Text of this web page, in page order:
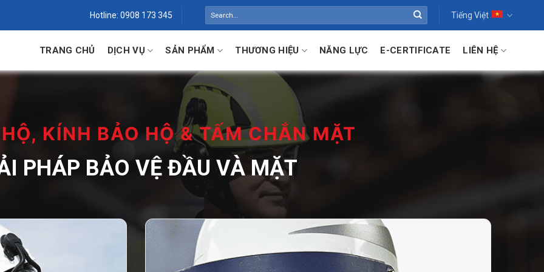
Hotline: 0908 173 345 Tiếng Việt
TRANG CHỦ DỊCH VỤ SẢN PHẨM THƯƠNG HIỆU NĂNG LỰC E-CERTIFICATE LIÊN HỆ
KÍNH BẢO HỘ & TẤM CHẮN MẶT
PHÁP BẢO VỆ ĐẦU VÀ MẶT